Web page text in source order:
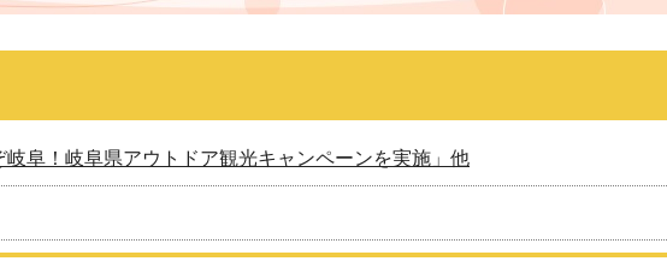
阜！岐阜県アウトドア観光キャンペーンを実施」他